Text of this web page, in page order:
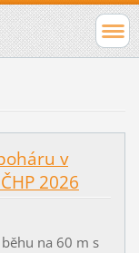
v
2026
na 60 m s